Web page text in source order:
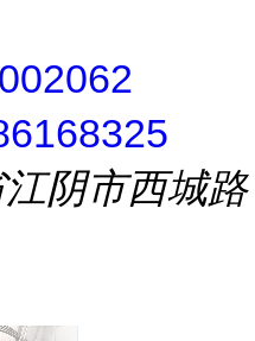
阴市西城路